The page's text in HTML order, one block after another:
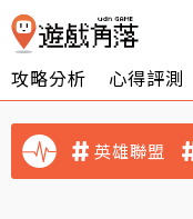
攻略分析 心得評測
英雄聯盟